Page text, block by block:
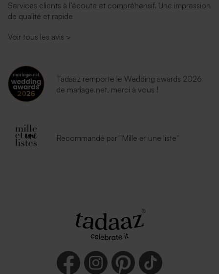
Enveloppe naissance
lavande
Enveloppe naissance
émeraude
Enveloppe naissance
eucalyptus
Enveloppe rectangle noire
Services clients à l’écoute et compréhensif. Une impression
de qualité et rapide
Voir tous les avis >
Tadaaz remporte le Wedding awards 2026
de mariage.net, merci à vous !
Recommandé par "Mille et une liste"